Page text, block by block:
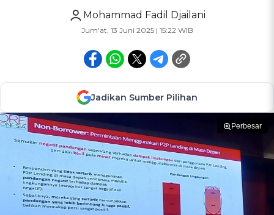
Mohammad Fadil Djailani
Jum'at, 13 Juni 2025 | 15:22 WIB
Jadikan Sumber Pilihan
Perbesar